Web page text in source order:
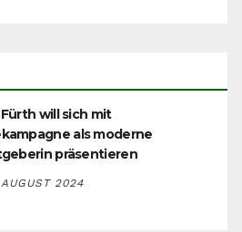
will sich mit
als moderne
präsentieren
AUGUST 2024